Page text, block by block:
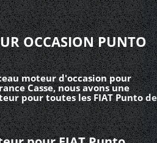
OCCASION PUNTO
moteur d'occasion pour
Casse, nous avons une
pour toutes les FIAT Punto de